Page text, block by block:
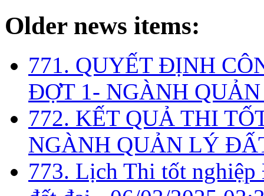
Older news items:
771. QUYẾT ĐỊNH
ĐỢT 1- NGÀNH
772. KẾT QUẢ THI
NGÀNH QUẢN LÝ
773. Lịch Thi tốt